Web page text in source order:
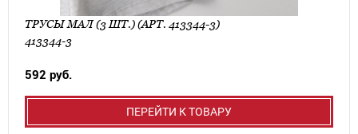
ТРУСЫ МАЛ (3 ШТ.) (АРТ. 413344-3)
413344-3
592 руб.
ПЕРЕЙТИ К ТОВАРУ